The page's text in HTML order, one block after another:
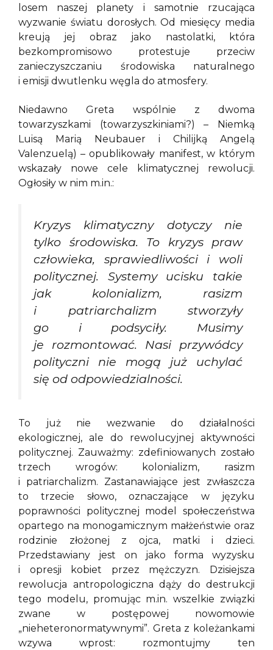
losem naszej planety i samotnie rzucająca
wyzwanie światu dorosłych. Od miesięcy media
kreują jej obraz jako nastolatki, która
bezkompromisowo protestuje przeciw
zanieczyszczaniu środowiska naturalnego
i emisji dwutlenku węgla do atmosfery.
Niedawno Greta wspólnie z dwoma
towarzyszkami (towarzyszkiniami?) – Niemką
Luisą Marią Neubauer i Chilijką Angelą
Valenzuelą) – opublikowały manifest, w którym
wskazały nowe cele klimatycznej rewolucji.
Ogłosiły w nim m.in.:
Kryzys klimatyczny dotyczy nie
tylko środowiska. To kryzys praw
człowieka, sprawiedliwości i woli
politycznej. Systemy ucisku takie
jak kolonializm, rasizm
i patriarchalizm stworzyły
go i podsyciły. Musimy
je rozmontować. Nasi przywódcy
polityczni nie mogą już uchylać
się od odpowiedzialności.
To już nie wezwanie do działalności
ekologicznej, ale do rewolucyjnej aktywności
politycznej. Zauważmy: zdefiniowanych zostało
trzech wrogów: kolonializm, rasizm
i patriarchalizm. Zastanawiające jest zwłaszcza
to trzecie słowo, oznaczające w języku
poprawności politycznej model społeczeństwa
opartego na monogamicznym małżeństwie oraz
rodzinie złożonej z ojca, matki i dzieci.
Przedstawiany jest on jako forma wyzysku
i opresji kobiet przez mężczyzn. Dzisiejsza
rewolucja antropologiczna dąży do destrukcji
tego modelu, promując m.in. wszelkie związki
zwane w postępowej nowomowie
„nieheteronormatywnymi”. Greta z koleżankami
wzywa wprost: rozmontujmy ten